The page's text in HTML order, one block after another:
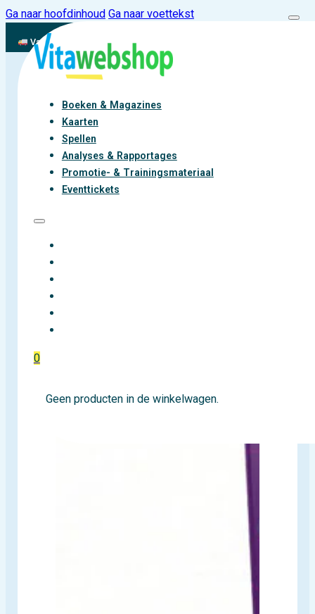
Ga naar hoofdinhoud Ga naar voettekst
Vandaag besteld, binnen 2-3 werkdagen aan de slag met vitaliteit
Boeken & Magazines
Kaarten
Spellen
Analyses & Rapportages
Promotie- & Trainingsmateriaal
Eventtickets
0
Geen producten in de winkelwagen.
Sorteer op
ACTIE!